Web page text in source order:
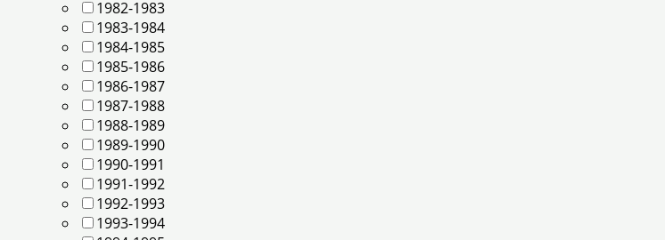
1982-1983
1983-1984
1984-1985
1985-1986
1986-1987
1987-1988
1988-1989
1989-1990
1990-1991
1991-1992
1992-1993
1993-1994